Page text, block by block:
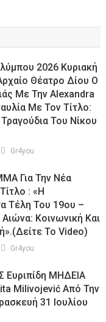
2026 Κυριακή
Θέατρο Δίου Ο
Με Την Alexandra
Με Τον Τίτλο:
Του Νίκου
Gr4you
Για Την Νέα
: «Η
Τέλη Του 19ου –
Κοινωνική Και
Το Video)
Gr4you
ΜΗΔΕΙΑ
Milivojević Από Την
31 Ιουλίου